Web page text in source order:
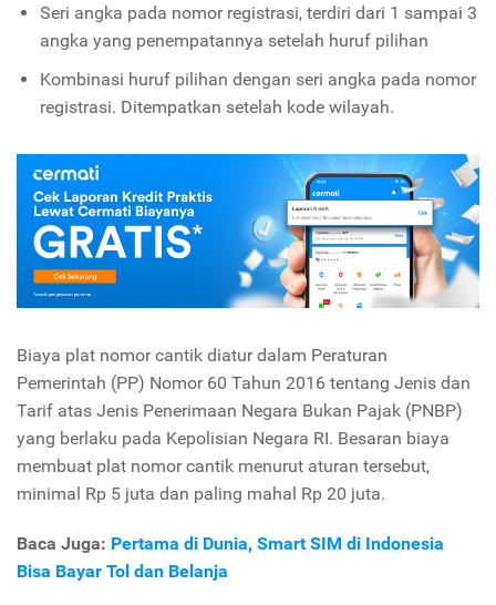
Seri angka pada nomor registrasi, terdiri dari 1 sampai 3
angka yang penempatannya setelah huruf pilihan
Kombinasi huruf pilihan dengan seri angka pada nomor
registrasi. Ditempatkan setelah kode wilayah.
Biaya plat nomor cantik diatur dalam Peraturan
Pemerintah (PP) Nomor 60 Tahun 2016 tentang Jenis dan
Tarif atas Jenis Penerimaan Negara Bukan Pajak (PNBP)
yang berlaku pada Kepolisian Negara RI. Besaran biaya
membuat plat nomor cantik menurut aturan tersebut,
minimal Rp 5 juta dan paling mahal Rp 20 juta.
Baca Juga: Pertama di Dunia, Smart SIM di Indonesia
Bisa Bayar Tol dan Belanja